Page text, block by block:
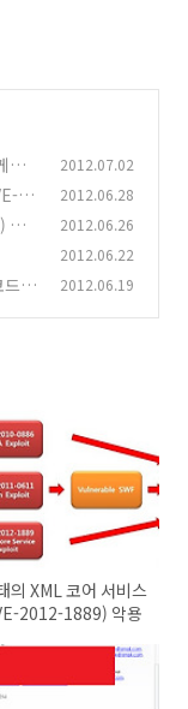
임
2012.07.02
20
2012.06.28
악
2012.06.26
2012.06.22
2012.06.19
의 XML 코어 서비스
2012-1889) 악용